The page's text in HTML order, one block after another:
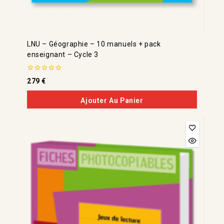
LNU – Géographie – 10 manuels + pack
enseignant – Cycle 3
0
de
5
279€
Ajouter Au Panier